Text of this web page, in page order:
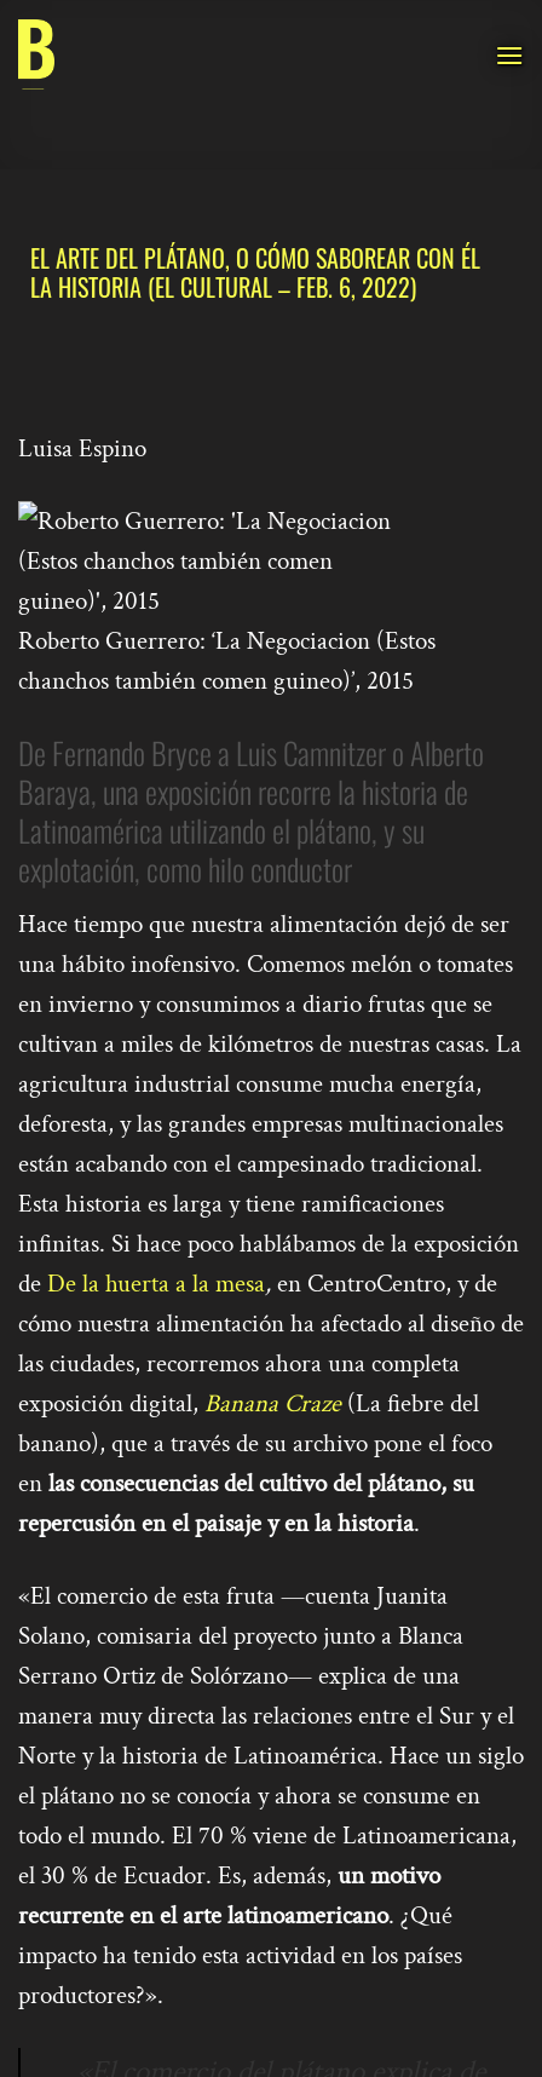
Saltar
contenido
EL ARTE DEL PLÁTANO, O CÓMO SABOREAR CON ÉL
LA HISTORIA (EL CULTURAL – FEB. 6, 2022)
Luisa Espino
Roberto Guerrero: ‘La Negociacion (Estos
chanchos también comen guineo)’, 2015
De Fernando Bryce a Luis Camnitzer o Alberto
Baraya, una exposición recorre la historia de
Latinoamérica utilizando el plátano, y su
explotación, como hilo conductor
Hace tiempo que nuestra alimentación dejó de ser
una hábito inofensivo. Comemos melón o tomates
en invierno y consumimos a diario frutas que se
cultivan a miles de kilómetros de nuestras casas. La
agricultura industrial consume mucha energía,
deforesta, y las grandes empresas multinacionales
están acabando con el campesinado tradicional.
Esta historia es larga y tiene ramificaciones
infinitas. Si hace poco hablábamos de la exposición
deDe la huerta a la mesa,en CentroCentro, y de
cómo nuestra alimentación ha afectado al diseño de
las ciudades, recorremos ahora una completa
exposición digital, Banana Craze(La fiebre del
banano), que a través de su archivo pone el foco
enlas consecuencias del cultivo del plátano, su
repercusión en el paisaje y en la historia.
«El comercio de esta fruta —cuenta Juanita
Solano, comisaria del proyecto junto a Blanca
Serrano Ortiz de Solórzano— explica de una
manera muy directa las relaciones entre el Sur y el
Norte y la historia de Latinoamérica. Hace un siglo
el plátano no se conocía y ahora se consume en
todo el mundo. El 70 % viene de Latinoamericana,
el 30 % de Ecuador. Es, además, un motivo
recurrente en el arte latinoamericano. ¿Qué
impacto ha tenido esta actividad en los países
productores?».